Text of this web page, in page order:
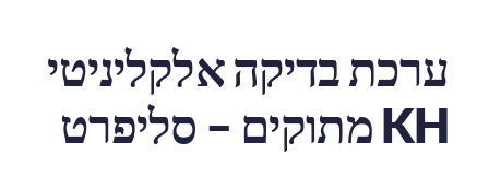
ערכת בדיקה אלקליניטי
KH מתוקים – סליפרט